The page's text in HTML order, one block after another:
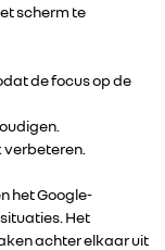
scherm te
de focus op de
het Google-
Het
achter elkaar uit